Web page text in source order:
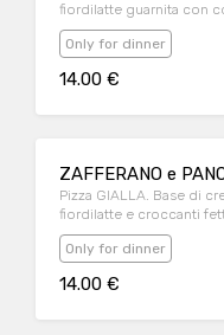
fiordilatte guarnita con
alla julienne.
Only for dinner
14.00 €
ZAFFERANO e
Pizza GIALLA. Base di
fiordilatte e croccanti
Only for dinner
14.00 €